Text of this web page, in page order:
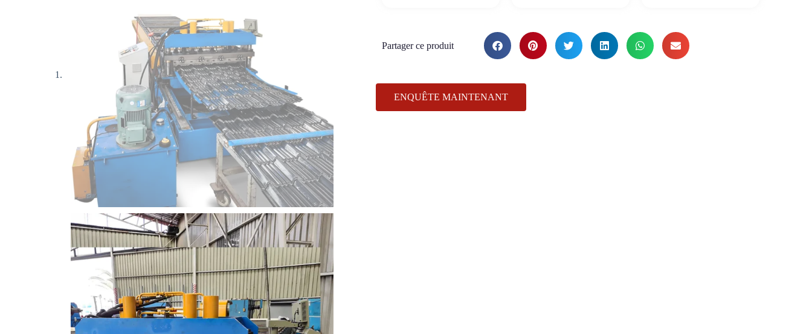
Partager ce produit
ENQUÊTE MAINTENANT